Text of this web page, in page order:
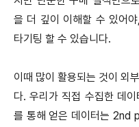
을 더 깊이 이해할 수 있어
타기팅 할 수 있습니다.
이때 많이 활용되는 것이 외
다. 우리가 직접 수집한 데
를 통해 얻은 데이터는 2nd